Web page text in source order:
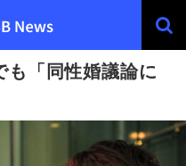
も「同性婚議論に